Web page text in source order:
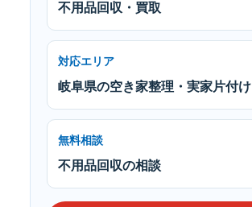
不用品回収・買取
対応エリア
岐阜県の空き家整理・実家片付け
無料相談
不用品回収の相談